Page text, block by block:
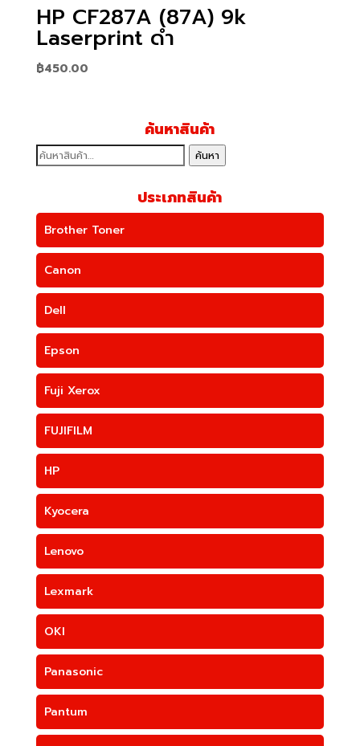
HP CF287A (87A) 9k
Laserprint ดำ
฿450.00
ค้นหาสินค้า
ค้นหา: ค้นหา
ประเภทสินค้า
Brother Toner
Canon
Dell
Epson
Fuji Xerox
FUJIFILM
HP
Kyocera
Lenovo
Lexmark
OKI
Panasonic
Pantum